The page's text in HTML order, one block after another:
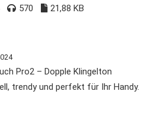
570 21,88 KB
Pro2 – Dopple Klingelton
trendy und perfekt für Ihr Handy.